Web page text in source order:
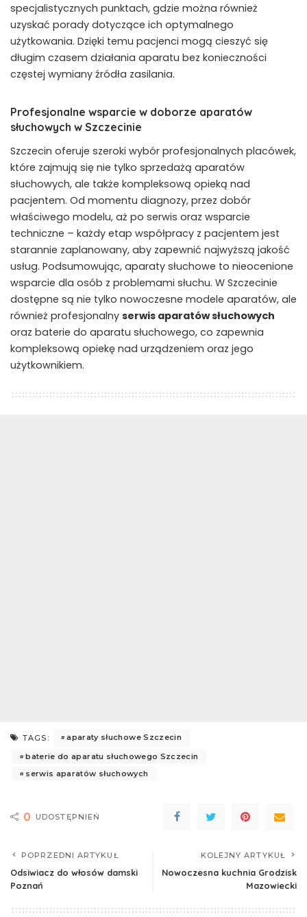
specjalistycznych punktach, gdzie można również
uzyskać porady dotyczące ich optymalnego
użytkowania. Dzięki temu pacjenci mogą cieszyć się
długim czasem działania aparatu bez konieczności
częstej wymiany źródła zasilania.
Profesjonalne wsparcie w doborze aparatów
słuchowych w Szczecinie
Szczecin oferuje szeroki wybór profesjonalnych placówek,
które zajmują się nie tylko sprzedażą aparatów
słuchowych, ale także kompleksową opieką nad
pacjentem. Od momentu diagnozy, przez dobór
właściwego modelu, aż po serwis oraz wsparcie
techniczne – każdy etap współpracy z pacjentem jest
starannie zaplanowany, aby zapewnić najwyższą jakość
usług. Podsumowując, aparaty słuchowe to nieocenione
wsparcie dla osób z problemami słuchu. W Szczecinie
dostępne są nie tylko nowoczesne modele aparatów, ale
również profesjonalny serwis aparatów słuchowych
oraz baterie do aparatu słuchowego, co zapewnia
kompleksową opiekę nad urządzeniem oraz jego
użytkownikiem.
TAGS:
aparaty słuchowe Szczecin
baterie do aparatu słuchowego Szczecin
serwis aparatów słuchowych
0 UDOSTĘPNIEŃ
POPRZEDNI ARTYKUŁ
Odsiwiacz do włosów damski
Poznań
KOLEJNY ARTYKUŁ
Nowoczesna kuchnia Grodzisk
Mazowiecki